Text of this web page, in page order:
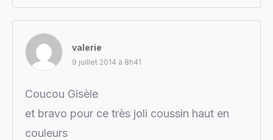
valerie
9 juillet 2014 à 8h41
Coucou Gisèle
et bravo pour ce très joli coussin haut en
couleurs